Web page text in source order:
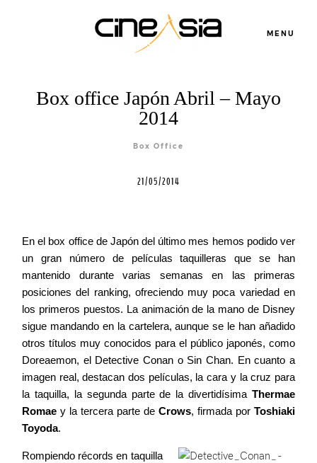
MENU
Box office Japón Abril – Mayo
2014
Box Office
21/05/2014
En el box office de Japón del último mes hemos podido ver
un gran número de películas taquilleras que se han
mantenido durante varias semanas en las primeras
posiciones del ranking, ofreciendo muy poca variedad en
los primeros puestos. La animación de la mano de Disney
sigue mandando en la cartelera, aunque se le han añadido
otros títulos muy conocidos para el público japonés, como
Doreaemon, el Detective Conan o Sin Chan. En cuanto a
imagen real, destacan dos películas, la cara y la cruz para
la taquilla, la segunda parte de la divertidísima Thermae
Romae y la tercera parte de Crows, firmada por Toshiaki
Toyoda.
Rompiendo récords en taquilla
Blog
Agenda
Contacto